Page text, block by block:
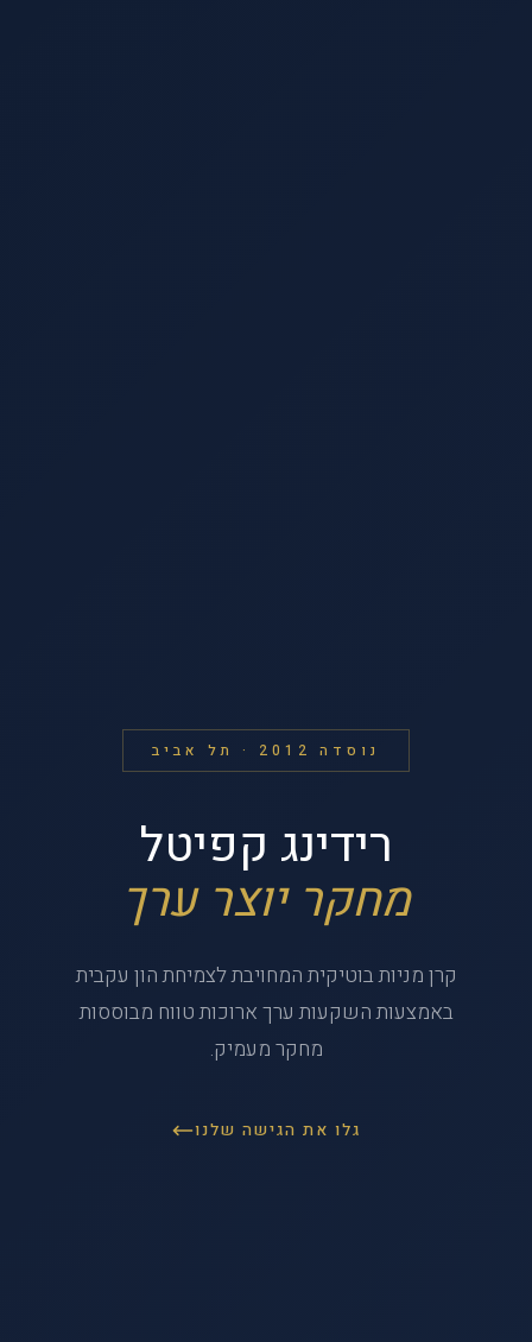
נוסדה 2012 · תל אביב
רידינג קפיטל
מחקר יוצר ערך
קרן מניות בוטיקית המחויבת לצמיחת הון עקבית
באמצעות השקעות ערך ארוכות טווח מבוססות
מחקר מעמיק.
גלו את הגישה שלנו